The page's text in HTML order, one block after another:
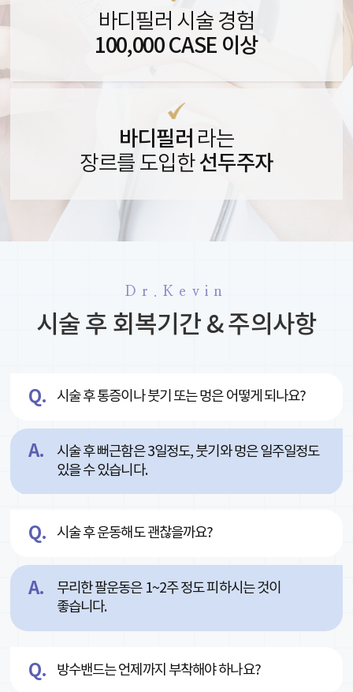
바디필러 시술 경험
100,000 CASE 이상
바디필러 라는
장르를 도입한선두주자
Dr.Kevin
시술 후 회복기간 & 주의사항
시술 후 통증이나 붓기 또는 멍은 어떻게 되나요?
시술 후 뻐근함은 3일정도, 붓기와 멍은 일주일정도
있을 수 있습니다.
시술 후 운동해도 괜찮을까요?
무리한 팔운동은 1~2주 정도 피하시는 것이
좋습니다.
방수밴드는 언제까지 부착해야 하나요?